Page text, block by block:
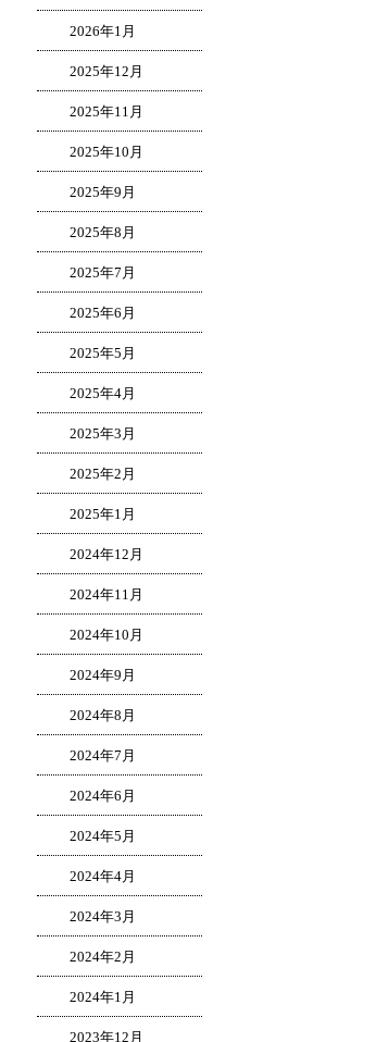
2026年1月
2025年12月
2025年11月
2025年10月
2025年9月
2025年8月
2025年7月
2025年6月
2025年5月
2025年4月
2025年3月
2025年2月
2025年1月
2024年12月
2024年11月
2024年10月
2024年9月
2024年8月
2024年7月
2024年6月
2024年5月
2024年4月
2024年3月
2024年2月
2024年1月
2023年12月